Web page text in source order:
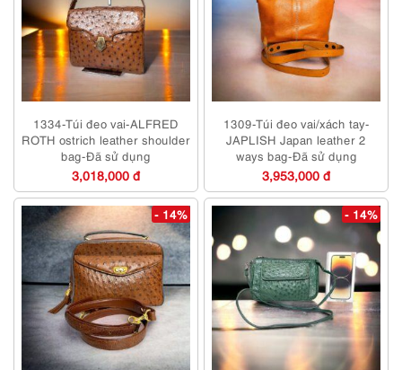
1334-Túi đeo vai-ALFRED
ROTH ostrich leather shoulder
bag-Đã sử dụng
3,018,000 đ
1309-Túi đeo vai/xách tay-
JAPLISH Japan leather 2
ways bag-Đã sử dụng
3,953,000 đ
- 14% - 14%